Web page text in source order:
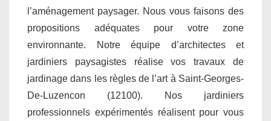
l’aménagement paysager. Nous vous faisons des
propositions adéquates pour votre zone
environnante. Notre équipe d’architectes et
jardiniers paysagistes réalise vos travaux de
jardinage dans les règles de l’art à Saint-Georges-
De-Luzencon (12100). Nos jardiniers
professionnels expérimentés réalisent pour vous